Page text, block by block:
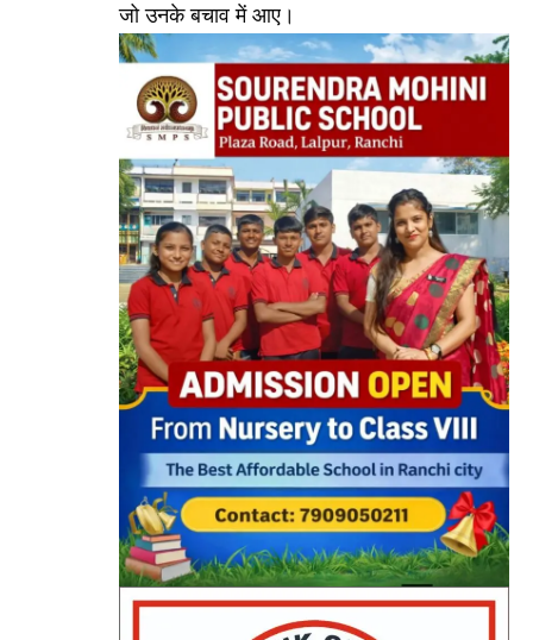
जो उनके बचाव में आए।